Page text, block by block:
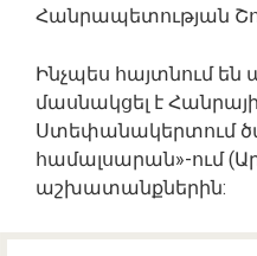
Հանրապետության
Ինչպես հայտնում
մասնակցել է
Ստեփանակերտում
համալսարան»-ում
աշխատանքներին: